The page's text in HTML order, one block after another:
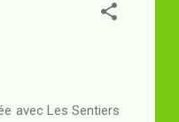
avec Les Sentiers